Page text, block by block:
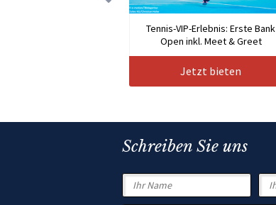
Tennis-VIP-Erlebnis: Erste Bank
Open inkl. Meet & Greet
Jetzt bieten
Schreiben Sie uns